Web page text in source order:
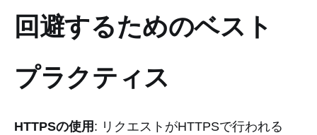
回避するためのベスト
プラクティス
HTTPSの使用 : リクエストがHTTPSで行われる